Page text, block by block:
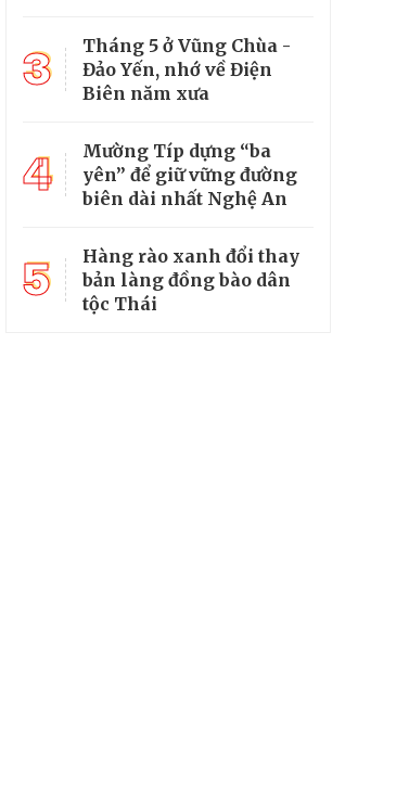
3
Tháng 5 ở Vũng Chùa -
Đảo Yến, nhớ về Điện
Biên năm xưa
4
Mường Típ dựng “ba
yên” để giữ vững đường
biên dài nhất Nghệ An
5
Hàng rào xanh đổi thay
bản làng đồng bào dân
tộc Thái